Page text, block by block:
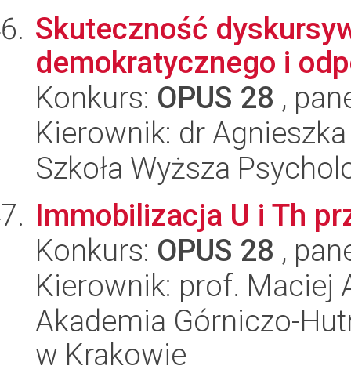
Skuteczność
demokratycznego i
Konkurs: OPUS 28 ,
Kierownik: dr
Szkoła Wyższa
Immobilizacja U i Th
Konkurs: OPUS 28 ,
Kierownik: prof. Maciej
Akademia Górniczo-
w Krakowie